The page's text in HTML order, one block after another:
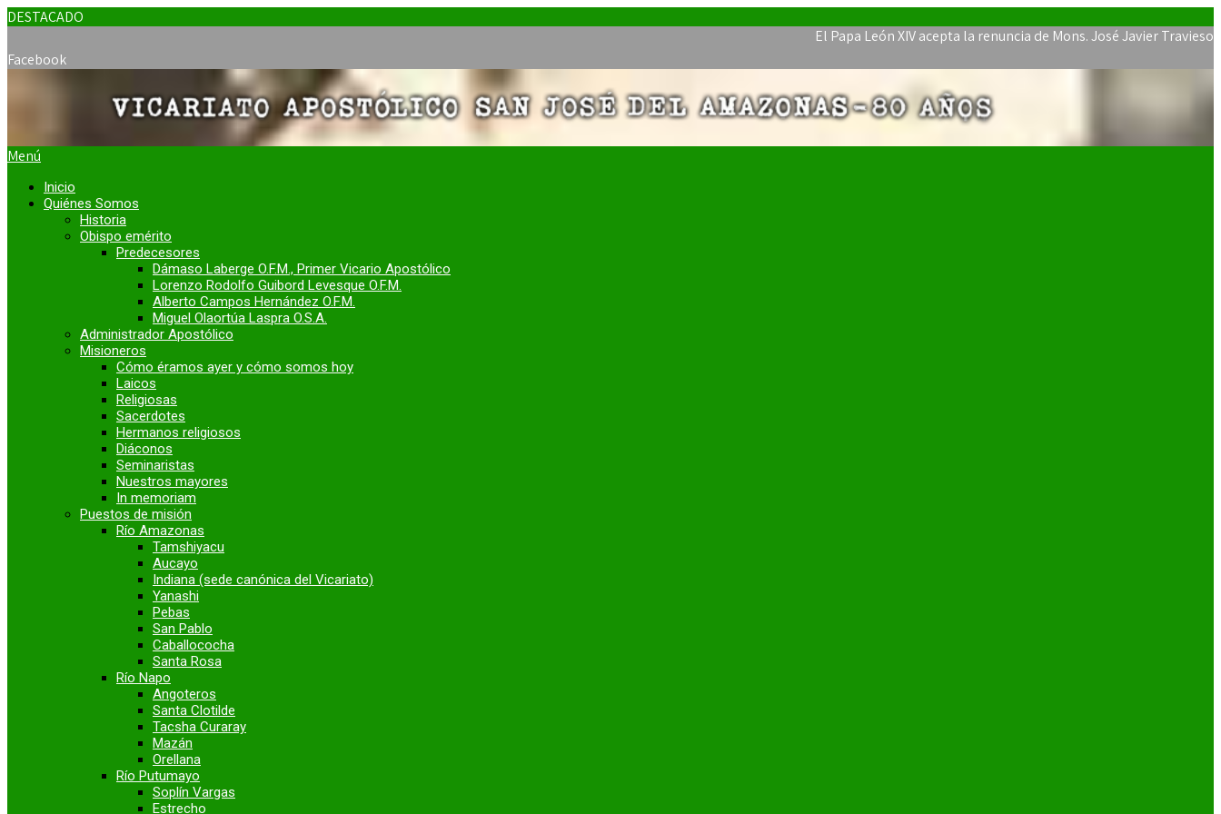
DESTACADO
El Papa León XIV acepta la renuncia de Mons. José Javier Travieso
Facebook
Menú
Inicio
Quiénes Somos
Historia
Obispo emérito
Predecesores
Dámaso Laberge O.F.M., Primer Vicario Apostólico
Lorenzo Rodolfo Guibord Levesque O.F.M.
Alberto Campos Hernández O.F.M.
Miguel Olaortúa Laspra O.S.A.
Administrador Apostólico
Misioneros
Cómo éramos ayer y cómo somos hoy
Laicos
Religiosas
Sacerdotes
Hermanos religiosos
Diáconos
Seminaristas
Nuestros mayores
In memoriam
Puestos de misión
Río Amazonas
Tamshiyacu
Aucayo
Indiana (sede canónica del Vicariato)
Yanashi
Pebas
San Pablo
Caballococha
Santa Rosa
Río Napo
Angoteros
Santa Clotilde
Tacsha Curaray
Mazán
Orellana
Río Putumayo
Soplín Vargas
Estrecho